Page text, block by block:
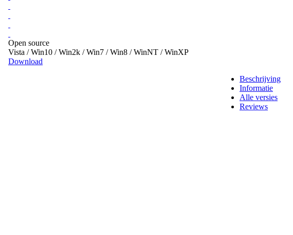
Open source
Vista / Win10 / Win2k / Win7 / Win8 / WinNT / WinXP
Download
Beschrijving
Informatie
Alle versies
Reviews